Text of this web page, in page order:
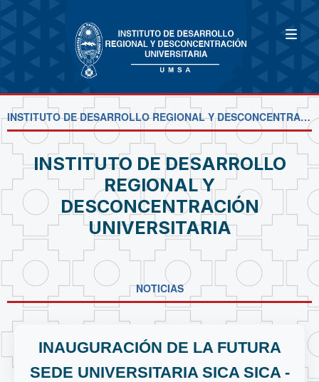
INSTITUTO DE DESARROLLO REGIONAL Y DESCONCENTRACIÓN UNIVERSITARIA
INSTITUTO DE DESARROLLO
REGIONAL Y
DESCONCENTRACIÓN
UNIVERSITARIA
NOTICIAS
INAUGURACIÓN DE LA FUTURA
SEDE UNIVERSITARIA SICA SICA -